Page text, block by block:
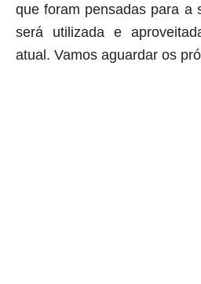
que foram pensadas para a
será utilizada e
atual. Vamos aguardar os